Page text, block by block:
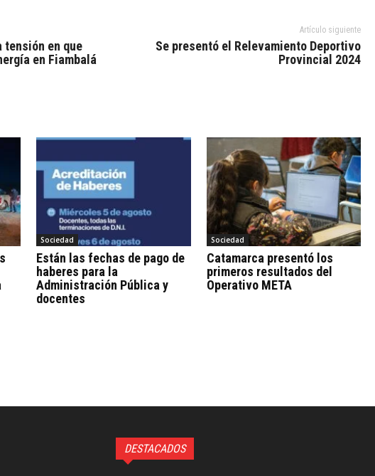
tensión en que
en Fiambalá
Artículo siguiente
Se presentó el Relevamiento Deportivo
Provincial 2024
Sociedad
Están las fechas de pago de
haberes para la
Administración Pública y
docentes
Sociedad
Catamarca presentó los
primeros resultados del
Operativo META
DESTACADOS